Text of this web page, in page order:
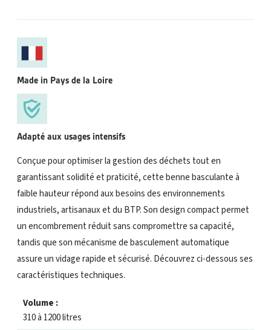
Made in Pays de la Loire
Adapté aux usages intensifs
Conçue pour optimiser la gestion des déchets tout en
garantissant solidité et praticité, cette benne basculante à
faible hauteur répond aux besoins des environnements
industriels, artisanaux et du BTP. Son design compact permet
un encombrement réduit sans compromettre sa capacité,
tandis que son mécanisme de basculement automatique
assure un vidage rapide et sécurisé. Découvrez ci-dessous ses
caractéristiques techniques.
Volume :
310 à 1200 litres